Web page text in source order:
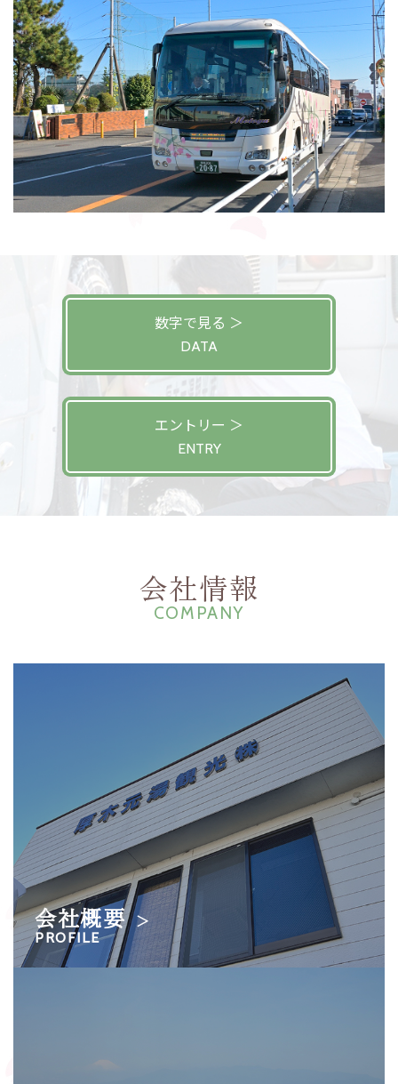
数字で見る ＞
DATA
エントリー ＞
ENTRY
会社情報
COMPANY
会社概要 ＞
PROFILE